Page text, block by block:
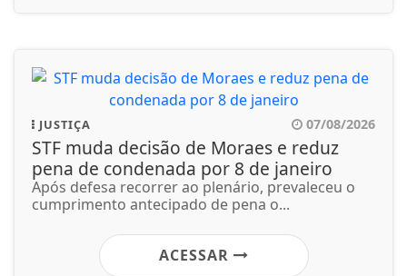
JUSTIÇA 07/08/2026
STF muda decisão de Moraes e reduz
pena de condenada por 8 de janeiro
Após defesa recorrer ao plenário, prevaleceu o
cumprimento antecipado de pena o...
ACESSAR